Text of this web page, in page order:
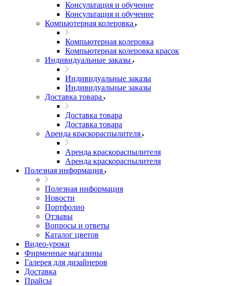
Консультация и обучение
Консультация и обучение
Компьютерная колеровка
Компьютерная колеровка
Компьютерная колеровка красок
Индивидуальные заказы
Индивидуальные заказы
Индивидуальные заказы
Доставка товара
Доставка товара
Доставка товара
Аренда краскораспылителя
Аренда краскораспылителя
Аренда краскораспылителя
Полезная информация
Полезная информация
Новости
Портфолио
Отзывы
Вопросы и ответы
Каталог цветов
Видео-уроки
Фирменные магазины
Галерея для дизайнеров
Доставка
Прайсы